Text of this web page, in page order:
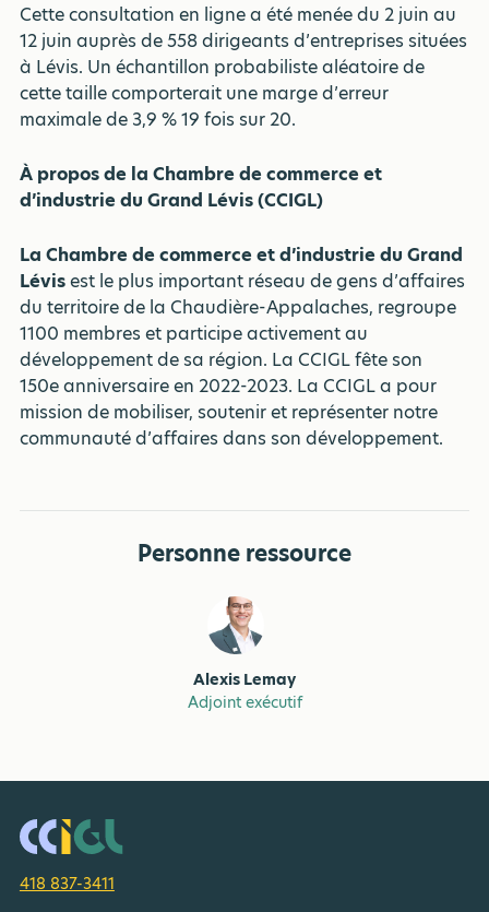
Cette consultation en ligne a été menée du 2 juin au
12 juin auprès de 558 dirigeants d’entreprises situées
à Lévis. Un échantillon probabiliste aléatoire de
cette taille comporterait une marge d’erreur
maximale de 3,9 % 19 fois sur 20.
À propos de la Chambre de commerce et
d’industrie du Grand Lévis (CCIGL)
La Chambre de commerce et d’industrie du Grand
Lévisest le plus important réseau de gens d’affaires
du territoire de la Chaudière-Appalaches, regroupe
1100 membres et participe activement au
développement de sa région. La CCIGL fête son
150e anniversaire en 2022-2023. La CCIGL a pour
mission de mobiliser, soutenir et représenter notre
communauté d’affaires dans son développement.
Personne ressource
Alexis Lemay
Adjoint exécutif
418 837-3411